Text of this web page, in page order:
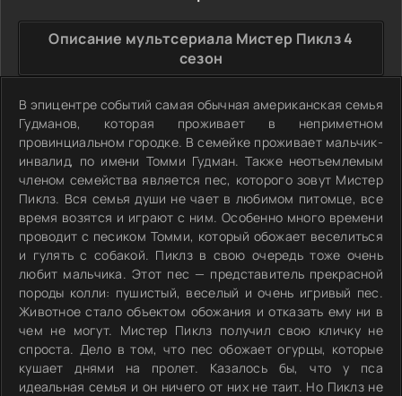
Описание мультсериала Мистер Пиклз 4
сезон
В эпицентре событий самая обычная американская семья
Гудманов, которая проживает в неприметном
провинциальном городке. В семейке проживает мальчик-
инвалид, по имени Томми Гудман. Также неотъемлемым
членом семейства является пес, которого зовут Мистер
Пиклз. Вся семья души не чает в любимом питомце, все
время возятся и играют с ним. Особенно много времени
проводит с песиком Томми, который обожает веселиться
и гулять с собакой. Пиклз в свою очередь тоже очень
любит мальчика. Этот пес — представитель прекрасной
породы колли: пушистый, веселый и очень игривый пес.
Животное стало объектом обожания и отказать ему ни в
чем не могут. Мистер Пиклз получил свою кличку не
спроста. Дело в том, что пес обожает огурцы, которые
кушает днями на пролет. Казалось бы, что у пса
идеальная семья и он ничего от них не таит. Но Пиклз не